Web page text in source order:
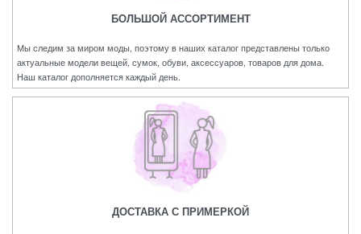
БОЛЬШОЙ АССОРТИМЕНТ
Мы следим за миром моды, поэтому в наших каталог представлены только
актуальные модели вещей, сумок, обуви, аксессуаров, товаров для дома.
Наш каталог дополняется каждый день.
ДОСТАВКА С ПРИМЕРКОЙ